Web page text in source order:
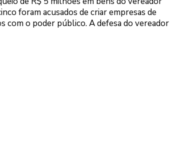
foram acusados de criar empresas de
com o poder público. A defesa do vereador